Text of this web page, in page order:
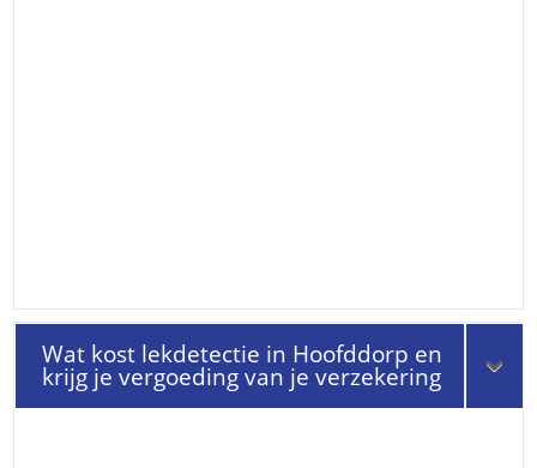
Wat kost lekdetectie in Hoofddorp en
krijg je vergoeding van je verzekering